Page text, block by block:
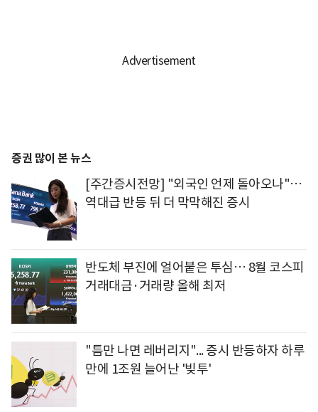
증권 많이 본 뉴스
[주간증시전망] "외국인 언제 돌아오나"…
역대급 반등 뒤 더 막막해진 증시
반도체 부진에 얼어붙은 투심… 8월 코스피
거래대금·거래량 올해 최저
"틈만 나면 레버리지"... 증시 반등하자 하루
만에 1조원 늘어난 '빚투'